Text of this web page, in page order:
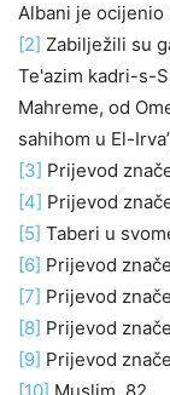
Albani je ocijenio
[2] Zabilježili su
Te'azim kadri-s-
Mahreme, od
sahihom u El-
[3] Prijevod
[4] Prijevod
[5] Taberi u
[6] Prijevod
[7] Prijevod
[8] Prijevod
[9] Prijevod